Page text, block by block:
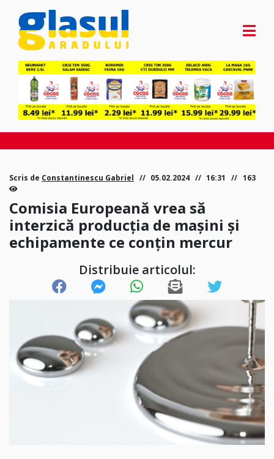
Scris de Constantinescu Gabriel 05.02.2024 16:31 163
Comisia Europeană vrea să
interzică producția de mașini și
echipamente ce conțin mercur
Distribuie articolul: